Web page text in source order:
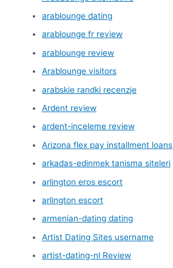
arablounge dating
arablounge fr review
arablounge review
Arablounge visitors
arabskie randki recenzje
Ardent review
ardent-inceleme review
Arizona flex pay installment loans
arkadas-edinmek tanisma siteleri
arlington eros escort
arlington escort
armenian-dating dating
Artist Dating Sites username
artist-dating-nl Review